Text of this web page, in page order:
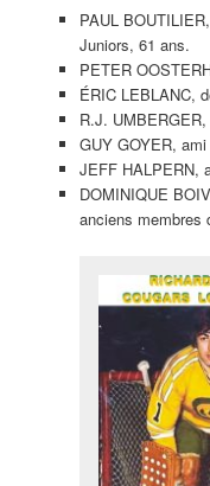
PAUL
Juniors, 61 ans.
PETER
ÉRIC LEBLANC,
R.J.
GUY GOYER,
JEFF HALPERN,
DOMINIQUE
anciens membres